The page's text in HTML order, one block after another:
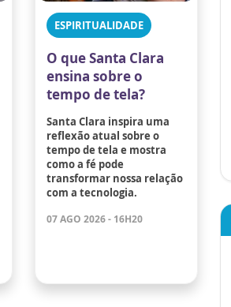
ESPIRITUALIDADE
O que Santa Clara
ensina sobre o
tempo de tela?
Santa Clara inspira uma
reflexão atual sobre o
tempo de tela e mostra
como a fé pode
transformar nossa relação
com a tecnologia.
07 AGO 2026 - 16H20